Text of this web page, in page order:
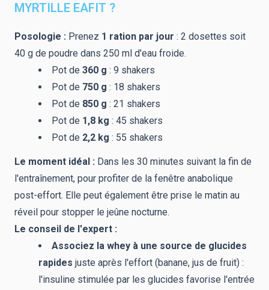
MYRTILLE EAFIT ?
Posologie : Prenez 1 ration par jour : 2 dosettes soit
40 g de poudre dans 250 ml d'eau froide.
Pot de 360 g : 9 shakers
Pot de 750 g : 18 shakers
Pot de 850 g : 21 shakers
Pot de 1,8 kg : 45 shakers
Pot de 2,2 kg : 55 shakers
Le moment idéal : Dans les 30 minutes suivant la fin de
l'entraînement, pour profiter de la fenêtre anabolique
post-effort. Elle peut également être prise le matin au
réveil pour stopper le jeûne nocturne.
Le conseil de l'expert :
Associez la whey à une source de glucides
rapides juste après l'effort (banane, jus de fruit) :
l'insuline stimulée par les glucides favorise l'entrée